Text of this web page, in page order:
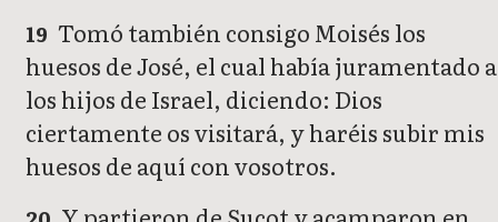
19 Tomó también consigo Moisés los
huesos de José, el cual había juramentado a
los hijos de Israel, diciendo: Dios
ciertamente os visitará, y haréis subir mis
huesos de aquí con vosotros.